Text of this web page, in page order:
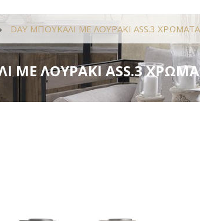
DAY ΜΠΟΥΚΑΛΙ ME ΛΟΥΡΑΚΙ ΑSS.3
ME ΛΟΥΡΑΚΙ ΑSS.3